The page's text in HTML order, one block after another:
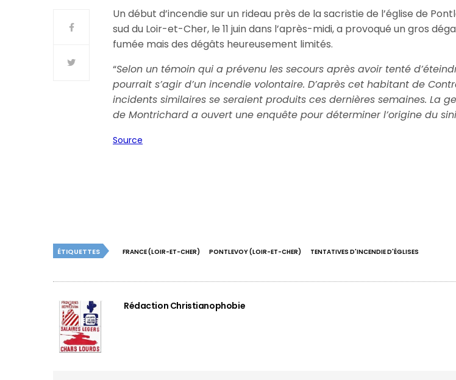
Un début d’incendie sur un rideau près de la sacristie de l’église de
sud du Loir-et-Cher, le 11 juin dans l’après-midi, a provoqué un gros
fumée mais des dégâts heureusement limités.
“Selon un témoin qui a prévenu les secours après avoir tenté
pourrait s’agir d’un incendie volontaire. D’après cet habitant de
incidents similaires se seraient produits ces dernières semaines. La
de Montrichard a ouvert une enquête pour déterminer l’origine du
Source
ÉTIQUETTES FRANCE (LOIR-ET-CHER) PONTLEVOY (LOIR-ET-CHER) TENTATIVES D'INCENDIE D'ÉGLISES
Rédaction Christianophobie